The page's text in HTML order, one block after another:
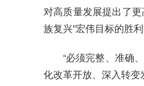
对高质量发展提出了
族复兴”宏伟目标的胜利
“必须完整、准确
化改革开放、深入转